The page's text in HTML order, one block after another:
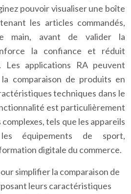
pouvoir visualiser une boîte
les articles commandés,
main, avant de valider la
la confiance et réduit
Les applications RA peuvent
comparaison de produits en
techniques dans le
est particulièrement
tels que les appareils
équipements de sport,
digitale du commerce.
simplifier la comparaison de
leurs caractéristiques